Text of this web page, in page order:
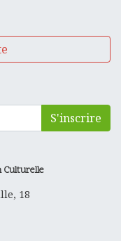
S'inscrire
Culturelle
18